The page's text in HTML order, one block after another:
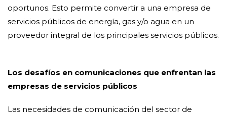
oportunos. Esto permite convertir a una empresa de
servicios públicos de energía, gas y/o agua en un
proveedor integral de los principales servicios públicos.
Los desafíos en comunicaciones que enfrentan las
empresas de servicios públicos
Las necesidades de comunicación del sector de